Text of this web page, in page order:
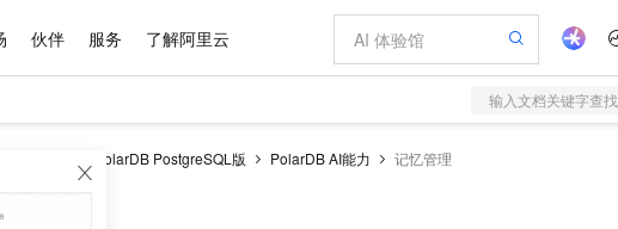
伙伴 服务 了解阿里云
输入文档关键字查找
云原生数据库PolarDB PostgreSQL版 PolarDB AI能力 记忆管理
大模型服务平台百炼
域名与网站
先购
AI 特惠
智启 AI 普惠权益
AI 场景体验
价格计算器
自助选配和估算价格
配置报价器
数据与 API
数据集
基础软件
成为产品伙伴
产品生态集成认证中心
产品伙伴合作计划
企业增值服务
企业支持计划
阿里云认证
最佳实践
云上春晚
市场活动